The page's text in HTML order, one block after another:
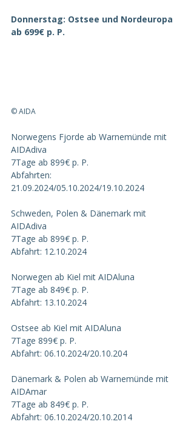
Donnerstag: Ostsee und Nordeuropa
ab 699€ p. P.
© AIDA
Norwegens Fjorde ab Warnemünde mit
AIDAdiva
7Tage ab 899€ p. P.
Abfahrten:
21.09.2024/05.10.2024/19.10.2024
Schweden, Polen & Dänemark mit
AIDAdiva
7Tage ab 899€ p. P.
Abfahrt: 12.10.2024
Norwegen ab Kiel mit AIDAluna
7Tage ab 849€ p. P.
Abfahrt: 13.10.2024
Ostsee ab Kiel mit AIDAluna
7Tage 899€ p. P.
Abfahrt: 06.10.2024/20.10.204
Dänemark & Polen ab Warnemünde mit
AIDAmar
7Tage ab 849€ p. P.
Abfahrt: 06.10.2024/20.10.2014